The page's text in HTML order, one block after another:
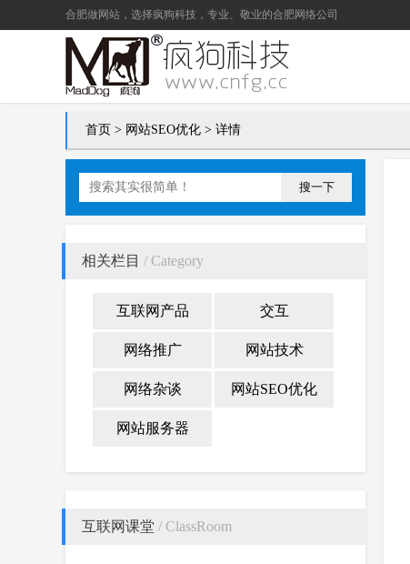
合肥做网站 ，选择疯狗科技，专业、敬业的合肥网络公司
首页 > 网站SEO优化 > 详情
搜一下
相关栏目 / Category
互联网产品 交互
网络推广 网站技术
网络杂谈 网站SEO优化
网站服务器
互联网课堂 / ClassRoom